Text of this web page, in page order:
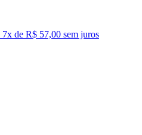
7x de R$ 57,00 sem juros